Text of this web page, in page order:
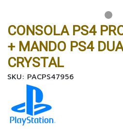
CONSOLA PS4
+ MANDO PS4
CRYSTAL
SKU: PACPS47956